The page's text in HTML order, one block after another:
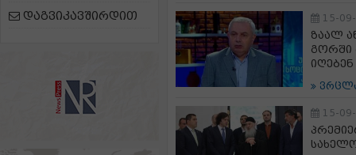
დაგვიკავშირდით 15-
ზაალ
გორში
იღებენ
15-